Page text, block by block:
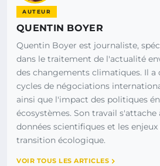
AUTEUR
QUENTIN BOYER
Quentin Boyer est journaliste,
dans le traitement de l'actualité
des changements climatiques. Il a
cycles de négociations
ainsi que l'impact des politiques
écosystèmes. Son travail s'attache
données scientifiques et les
transition écologique.
VOIR TOUS LES ARTICLES